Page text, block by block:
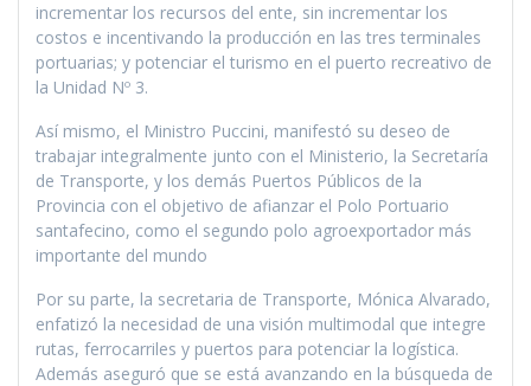
incrementar los recursos del ente, sin incrementar los
costos e incentivando la producción en las tres terminales
portuarias; y potenciar el turismo en el puerto recreativo de
la Unidad Nº 3.
Así mismo, el Ministro Puccini, manifestó su deseo de
trabajar integralmente junto con el Ministerio, la Secretaría
de Transporte, y los demás Puertos Públicos de la
Provincia con el objetivo de afianzar el Polo Portuario
santafecino, como el segundo polo agroexportador más
importante del mundo
Por su parte, la secretaria de Transporte, Mónica Alvarado,
enfatizó la necesidad de una visión multimodal que integre
rutas, ferrocarriles y puertos para potenciar la logística.
Además aseguró que se está avanzando en la búsqueda de